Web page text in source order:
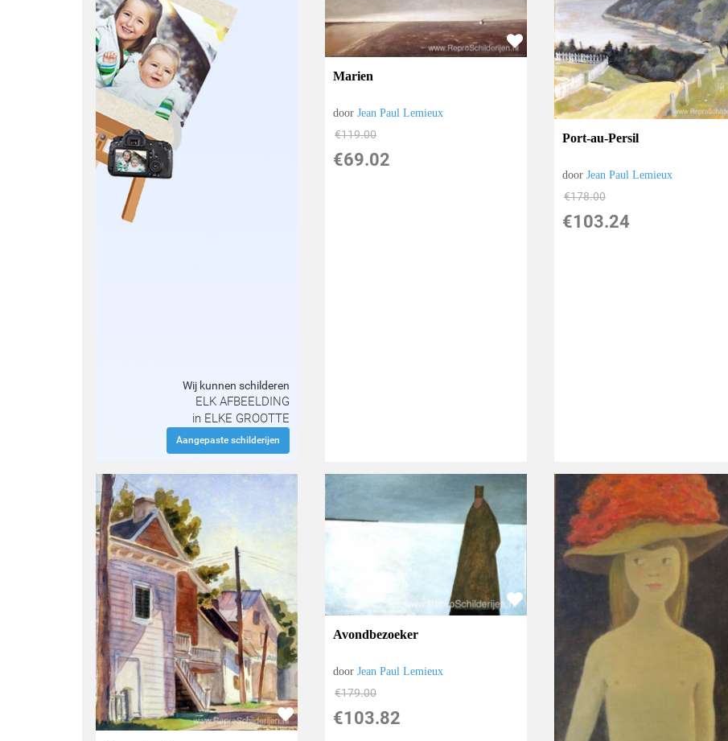
Wij kunnen schilderen
ELK AFBEELDING
in ELKE GROOTTE
Aangepaste schilderijen
Marien
doorJean Paul Lemieux
€119.00
€69.02
Port-au-Persil
doorJean Paul Lemieux
€178.00
€103.24
Avondbezoeker
doorJean Paul Lemieux
€179.00
€103.82